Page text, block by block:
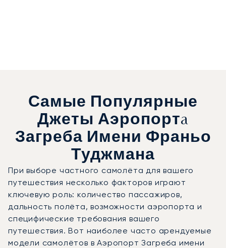
Самые Популярные
Джеты Аэропортa
Загреба Имени Франьо
Туджмана
При выборе частного самолёта для вашего
путешествия несколько факторов играют
ключевую роль: количество пассажиров,
дальность полёта, возможности аэропорта и
специфические требования вашего
путешествия. Вот наиболее часто арендуемые
модели самолётов в Аэропорт Загреба имени